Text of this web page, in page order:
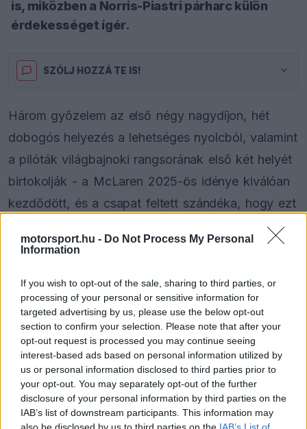
motorsport.hu - Do Not Process My Personal
Information
If you wish to opt-out of the sale, sharing to third parties, or
processing of your personal or sensitive information for
targeted advertising by us, please use the below opt-out
section to confirm your selection. Please note that after your
opt-out request is processed you may continue seeing
interest-based ads based on personal information utilized by
us or personal information disclosed to third parties prior to
your opt-out. You may separately opt-out of the further
disclosure of your personal information by third parties on the
IAB’s list of downstream participants. This information may
also be disclosed by us to third parties on the IAB’s List of
is, miközben a Norris-Piastri párharc külön
érdekességet ígér.
SZÓLJ HOZZÁ TE IS!
Három győzelem az első négy nagydíjon, hét
dobogós helyezés a lehetséges nyolcból, valamint
a pilóták világbajnoki rangsorának első két helyét
birtokolják - a McLaren 2025-ös idénye kiválóan
kezdődött, és a csapat feltett szándéka, hogy ezt
érdekes három futamos sorozatot, amely
bizonyította, hogy a MCL39 jelenleg a legerősebb
autó a mezőnyben. Lando Norris ésOscar Piastri
számára ezért nem lehet más a cél, mint a
győzelem.